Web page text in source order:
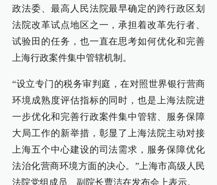
政法委、最高人民法院最早确定的跨行政区划
法院改革试点地区之一，承担着改革先行者、
试验田的任务，也一直在思考如何优化和完善
上海行政案件集中管辖机制。
“设立专门的税务审判庭，在对照世界银行营商
环境成熟度评估指标的同时，也是上海法院进
一步优化和完善行政案件集中管辖、服务保障
大局工作的新举措，彰显了上海法院主动对接
上海五个中心建设的司法需求，服务保障优化
法治化营商环境方面的决心。”上海市高级人民
法院党组成员、副院长曹洁在发布会上表示。